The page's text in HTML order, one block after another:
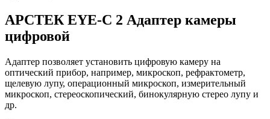
АРСТЕК EYE-C 2 Адаптер камеры
цифровой
Адаптер позволяет установить цифровую камеру на
оптический прибор, например, микроскоп, рефрактометр,
щелевую лупу, операционный микроскоп, измерительный
микроскоп, стереоскопический, бинокулярную стерео лупу и
др.